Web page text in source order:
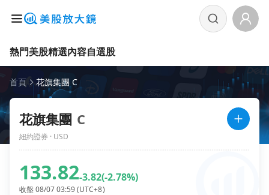
熱門美股精選內容自選股
首頁 花旗集團 C
花旗集團 C
紐約證券 · USD
133.82-3.82(-2.78%)
收盤 08/07 03:59 (UTC+8)